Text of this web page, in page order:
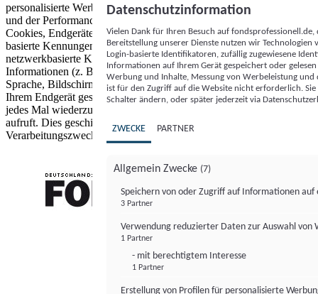
personalisierte Werbung und Inhalte, Messung von Werbeleistung
und der Performance von Inhalten sowie Zielgruppenforschung.
Cookies, Endgeräte- oder ähnliche Online-Kennungen (z. B. login-
basierte Kennungen, zufällig generierte Kennungen,
netzwerkbasierte Kennungen) können zusammen mit anderen
Informationen (z. B. Browsertyp und Browserinformationen,
Sprache, Bildschirmgröße, unterstützte Technologien usw.) auf
Ihrem Endgerät gespeichert oder von dort ausgelesen werden, um es
jedes Mal wiederzuerkennen, wenn es eine App oder einer Webseite
aufruft. Dies geschieht für einen oder mehrere der hier aufgeführten
Verarbeitungszwecke.
Datenschutzinformation
Vielen Dank für Ihren Besuch auf
Bereitstellung unserer Dienste nutzen wir Technologien
Login-basierte Identifikatoren, zufällig zugewiesene
Informationen auf Ihrem Gerät gespeichert oder
Werbung und Inhalte, Messung von Werbeleistung
ist für den Zugriff auf die Website nicht erforderlich.
Schalter ändern, oder später jederzeit via
ZWECKE PARTNER
Allgemein Zwecke (7)
Speichern von oder Zugriff auf Informationen auf
3 Partner
Verwendung reduzierter Daten zur Auswahl von
1 Partner
- mit berechtigtem Interesse
1 Partner
Erstellung von Profilen für personalisierte
FONDS professionell